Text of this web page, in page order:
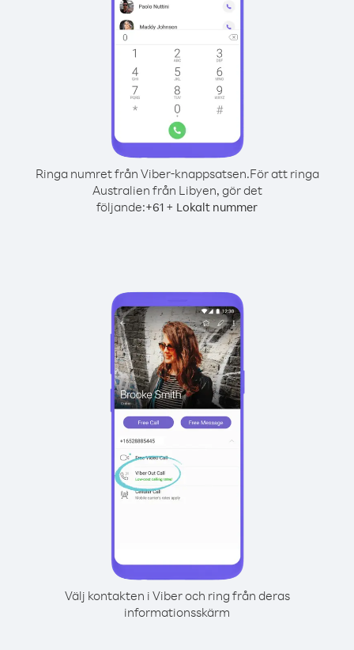
Ringa numret från Viber-knappsatsen.För att ringa
Australien från Libyen, gör det
följande:+61 + Lokalt nummer
Välj kontakten i Viber och ring från deras
informationsskärm